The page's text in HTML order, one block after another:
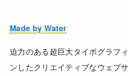
Made by Water
迫力のある超巨大タイポグラフ
ンしたクリエイティブなウェブ